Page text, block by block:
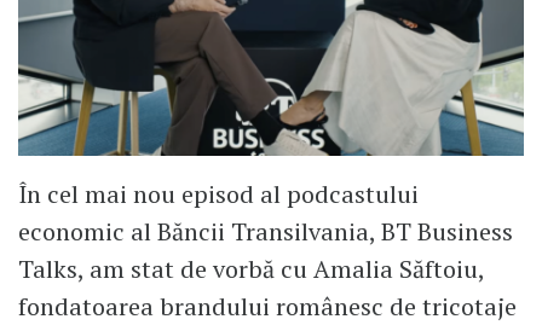
În cel mai nou episod al podcastului
economic al Băncii Transilvania, BT Business
Talks, am stat de vorbă cu Amalia Săftoiu,
fondatoarea brandului românesc de tricotaje